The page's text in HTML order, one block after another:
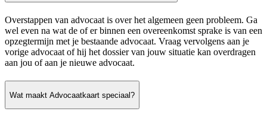
Overstappen van advocaat is over het algemeen geen probleem. Ga
wel even na wat de of er binnen een overeenkomst sprake is van een
opzegtermijn met je bestaande advocaat. Vraag vervolgens aan je
vorige advocaat of hij het dossier van jouw situatie kan overdragen
aan jou of aan je nieuwe advocaat.
Wat maakt Advocaatkaart speciaal?